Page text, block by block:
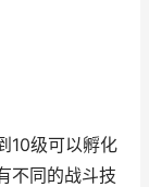
10级可以孵化
不同的战斗技